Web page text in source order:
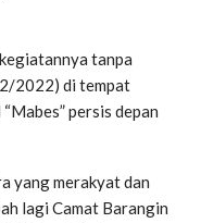
tanpa
2022) di tempat
persis depan
yang merakyat dan
lagi Camat Barangin